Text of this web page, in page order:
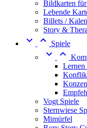
Bildkarten
Lebende
Billets /
Story &
  Spiele
 
Lernen
Vogt Spiele
Sternwiese
Mimürfel